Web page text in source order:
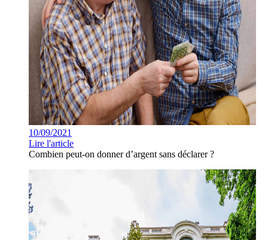
10/09/2021
Lire l'article
Combien peut-on donner d’argent sans déclarer ?